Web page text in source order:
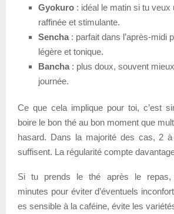
Gyokuro : idéal le matin si tu veux
raffinée et stimulante.
Sencha : parfait dans l’après-midi
légère et tonique.
Bancha : plus doux, souvent
journée.
Ce que cela implique pour toi, c’est
boire le bon thé au bon moment que
hasard. Dans la majorité des cas, 2
suffisent. La régularité compte
Si tu prends le thé après le repas,
minutes pour éviter d’éventuels
es sensible à la caféine, évite les